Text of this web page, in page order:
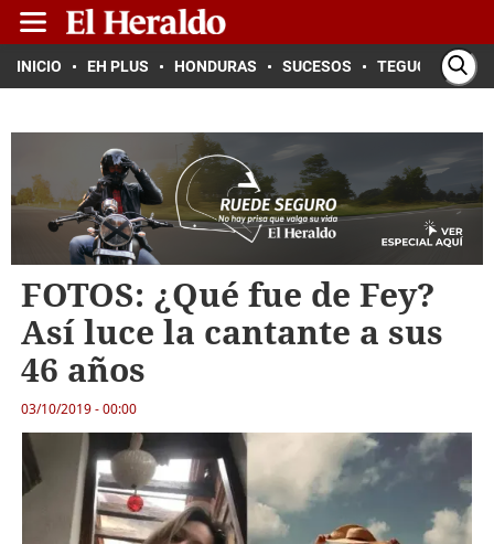
INICIO EH PLUS HONDURAS SUCESOS TEGUCIGALPA
FOTOS: ¿Qué fue de Fey?
Así luce la cantante a sus
46 años
03/10/2019 - 00:00